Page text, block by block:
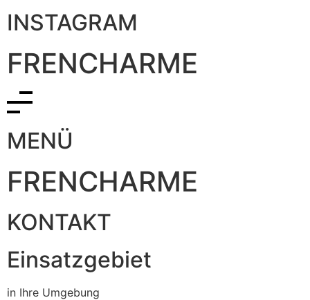
INSTAGRAM
FRENCHARME
MENÜ
FRENCHARME
KONTAKT
Einsatzgebiet
in Ihre Umgebung